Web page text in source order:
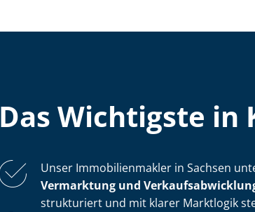
Das Wichtigste in
Unser Im­mo­bi­li­en­mak­ler in Sachsen
Vermarktung und
strukturiert und mit klarer Marktlogik